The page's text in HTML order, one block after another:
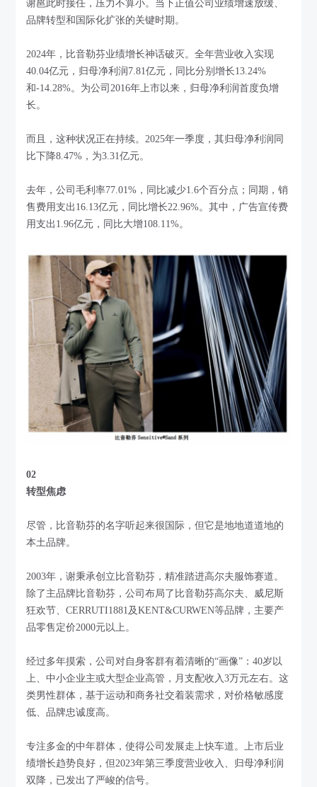
谢邕此时接任，压力不算小。当下正值公司业绩增速放缓、
品牌转型和国际化扩张的关键时期。
2024年，比音勒芬业绩增长神话破灭。全年营业收入实现
40.04亿元，归母净利润7.81亿元，同比分别增长13.24%
和-14.28%。为公司2016年上市以来，归母净利润首度负增
长。
而且，这种状况正在持续。2025年一季度，其归母净利润同
比下降8.47%，为3.31亿元。
去年，公司毛利率77.01%，同比减少1.6个百分点；同期，销
售费用支出16.13亿元，同比增长22.96%。其中，广告宣传费
用支出1.96亿元，同比大增108.11%。
02
转型焦虑
尽管，比音勒芬的名字听起来很国际，但它是地地道道地的
本土品牌。
2003年，谢秉承创立比音勒芬，精准踏进高尔夫服饰赛道。
除了主品牌比音勒芬，公司布局了比音勒芬高尔夫、威尼斯
狂欢节、CERRUTI1881及KENT&CURWEN等品牌，主要产
品零售定价2000元以上。
经过多年摸索，公司对自身客群有着清晰的“画像”：40岁以
上、中小企业主或大型企业高管，月支配收入3万元左右。这
类男性群体，基于运动和商务社交着装需求，对价格敏感度
低、品牌忠诚度高。
专注多金的中年群体，使得公司发展走上快车道。上市后业
绩增长趋势良好，但2023年第三季度营业收入、归母净利润
双降，已发出了严峻的信号。